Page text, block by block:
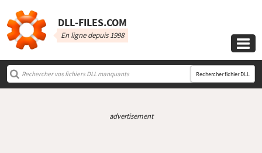
DLL‑FILES.COM
En ligne depuis 1998

Rechercher fichier DLL
advertisement